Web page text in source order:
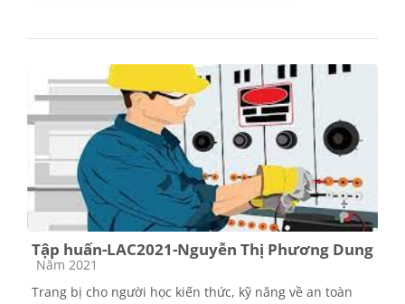
Tập huấn-LAC2021-Nguyễn Thị Phương Dung
Các loại khóa học
Năm 2021
Trang bị cho người học kiến thức, kỹ năng về an toàn